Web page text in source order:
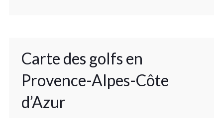
Carte des golfs en
Provence-Alpes-Côte
d’Azur